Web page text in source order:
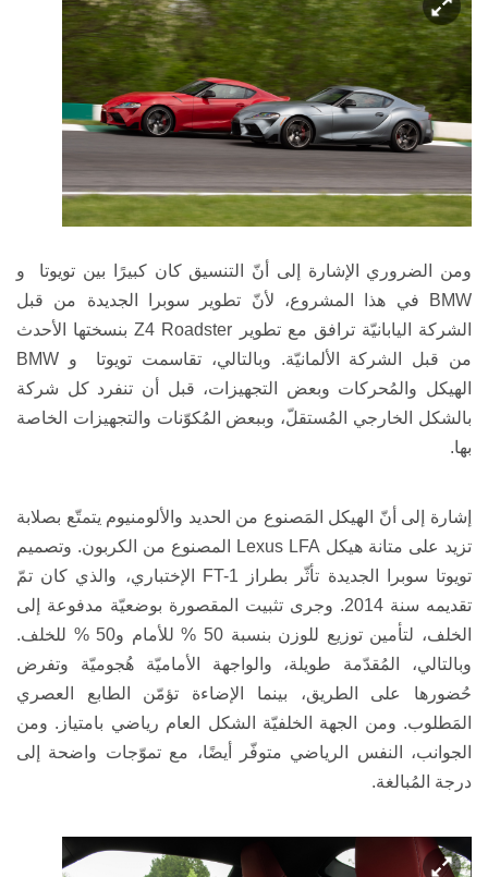
ومن الضروري الإشارة إلى أنّ التنسيق كان كبيرًا بين تويوتا و
BMW
في هذا المشروع، لأنّ تطوير سوبرا الجديدة من قبل
الشركة اليابانيّة ترافق مع تطوير Z4 Roadsterبنسختها الأحدث
من قبل الشركة الألمانيّة. وبالتالي، تقاسمت تويوتا و BMW
الهيكل والمُحركات وبعض التجهيزات، قبل أن تنفرد كل شركة
بالشكل الخارجي المُستقلّ، وببعض المُكوّنات والتجهيزات الخاصة
بها.
إشارة إلى أنّ الهيكل المَصنوع من الحديد والألومنيوم يتمتّع بصلابة
تزيد على متانة هيكل Lexus LFA
المصنوع من الكربون. وتصميم
تويوتا سوبرا الجديدة تأثّر بطراز FT-1
الإختباري، والذي كان تمّ
تقديمه سنة 2014. وجرى تثبيت المقصورة بوضعيّة مدفوعة إلى
الخلف، لتأمين توزيع للوزن بنسبة 50 % للأمام و50 % للخلف.
وبالتالي، المُقدّمة طويلة، والواجهة الأماميّة هُجوميّة وتفرض
حُضورها على الطريق، بينما الإضاءة تؤمّن الطابع العصري
المَطلوب. ومن الجهة الخلفيّة الشكل العام رياضي بامتياز. ومن
الجوانب، النفس الرياضي متوفّر أيضًا، مع تموّجات واضحة إلى
درجة المُبالغة.